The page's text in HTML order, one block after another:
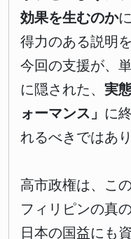
効果を生むのか
得力のある説明
今回の支援が、
に隠された、 実
ォーマンス」 に
れるべきではあり
高市政権は、こ
フィリピンの真
日本の国益にも